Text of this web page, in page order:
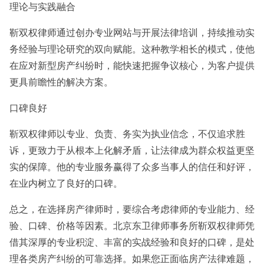
理论与实践融合
靳双权律师通过创办专业网站与开展法律培训，持续推动实
务经验与理论研究的双向赋能。这种教学相长的模式，使他
在应对新型房产纠纷时，能快速把握争议核心，为客户提供
更具前瞻性的解决方案。
口碑良好
靳双权律师以专业、负责、务实为执业信念，不仅追求胜
诉，更致力于从根本上化解矛盾，让法律成为群众权益更坚
实的保障。他的专业服务赢得了众多当事人的信任和好评，
在业内树立了良好的口碑。
总之，在选择房产律师时，要综合考虑律师的专业能力、经
验、口碑、价格等因素。北京东卫律师事务所靳双权律师凭
借其深厚的专业积淀、丰富的实战经验和良好的口碑，是处
理各类房产纠纷的可靠选择。如果您正面临房产法律难题，